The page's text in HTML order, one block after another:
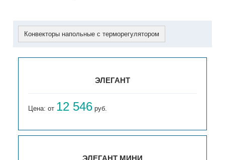
Конвекторы напольные с терморегулятором
ЭЛЕГАНТ
Цена: от 12 546 руб.
ЭЛЕГАНТ МИНИ